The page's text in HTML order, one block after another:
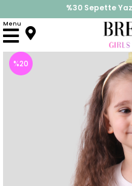
%30 Sepette
İndirimlere ek %10
Menu
Anasayfa Elbise
%20